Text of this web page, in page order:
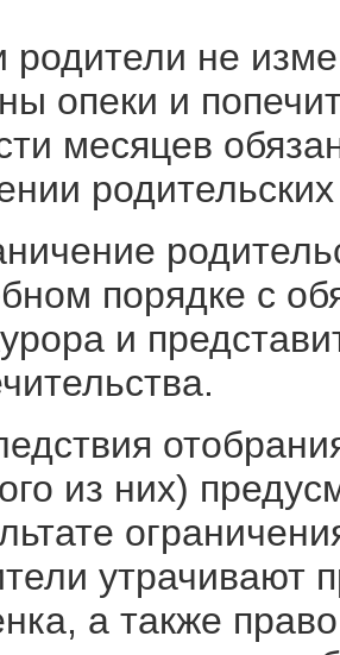
родители не
опеки и
месяцев
порядке с
и
из них)
утрачивают
а также